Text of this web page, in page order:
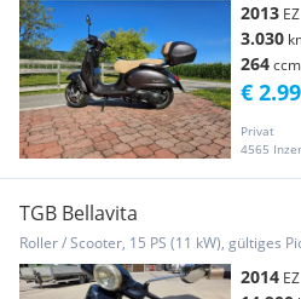
2013 EZ
3.030
264ccm
Privat
4565
€
TGB Bellavita
Roller / Scooter, 15 PS (11 kW), gültiges
2014 EZ